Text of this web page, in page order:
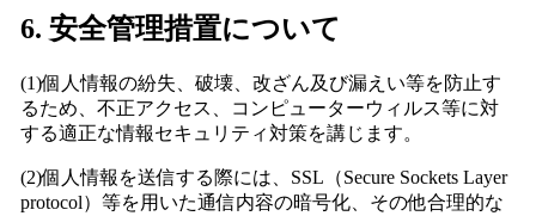
6. 安全管理措置について
(1)個人情報の紛失、破壊、改ざん及び漏えい等を防止す
るため、不正アクセス、コンピューターウィルス等に対
する適正な情報セキュリティ対策を講じます。
(2)個人情報を送信する際には、SSL（Secure Sockets Layer
protocol）等を用いた通信内容の暗号化、その他合理的な